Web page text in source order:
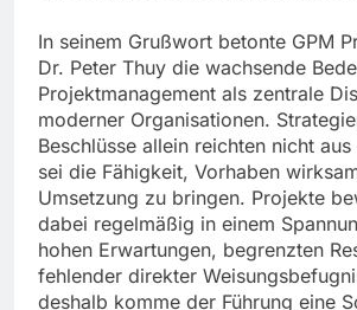
In seinem Grußwort betonte GPM
Dr. Peter Thuy die wachsende
Projektmanagement als zentrale
moderner Organisationen.
Beschlüsse allein reichten nicht
sei die Fähigkeit, Vorhaben
Umsetzung zu bringen. Projekte
dabei regelmäßig in einem
hohen Erwartungen, begrenzten
fehlender direkter
deshalb komme der Führung eine